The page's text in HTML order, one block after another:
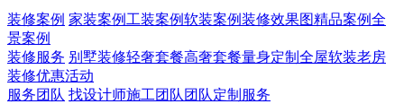
装修案例 家装案例 工装案例软装案例装修效果图精品案例全
景案例
装修服务 别墅装修轻奢套餐高奢套餐量身定制 全屋软装老房
装修优惠活动
服务团队 找设计师施工团队 团队定制服务